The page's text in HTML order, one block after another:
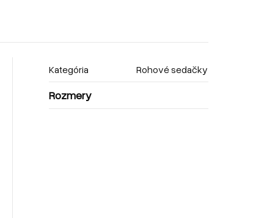
Kategória Rohové sedačky
Rozmery